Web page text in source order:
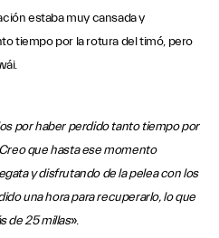
estaba muy cansada y
tiempo por la rotura del timó, pero
por haber perdido tanto tiempo por
que hasta ese momento
y disfrutando de la pelea con los
una hora para recuperarlo, lo que
de 25 millas».